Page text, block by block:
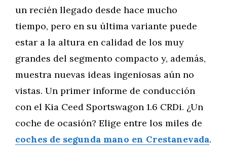
un recién llegado desde hace mucho
tiempo, pero en su última variante puede
estar a la altura en calidad de los muy
grandes del segmento compacto y, además,
muestra nuevas ideas ingeniosas aún no
vistas. Un primer informe de conducción
con el Kia Ceed Sportswagon 1.6 CRDi. ¿Un
coche de ocasión? Elige entre los miles de
coches de segunda mano en Crestanevada.